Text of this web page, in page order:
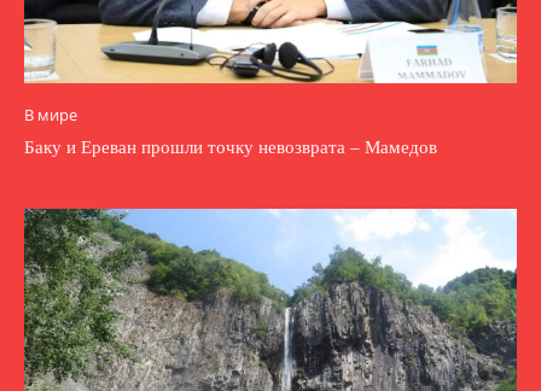
В мире
Баку и Ереван прошли точку невозврата – Мамедов